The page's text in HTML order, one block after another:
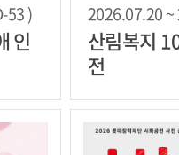
53 )
인
2026.07.20 ~
산림복지
전